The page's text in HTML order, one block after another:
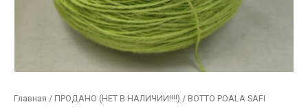
Главная / ПРОДАНО (НЕТ В НАЛИЧИИ!!!!) / BOTTO POALA SAFI